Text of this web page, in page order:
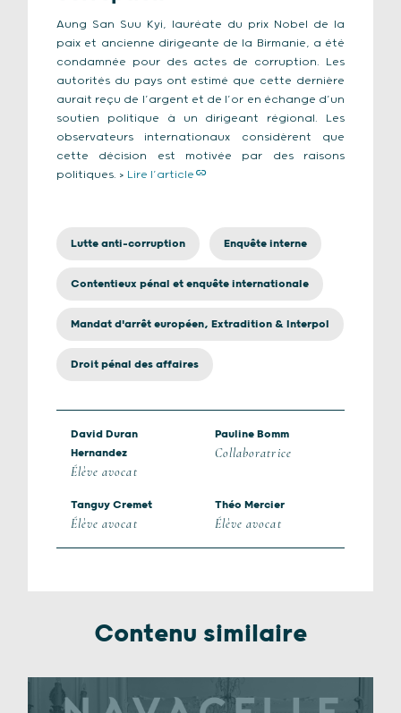
Aung San Suu Kyi, lauréate du prix Nobel de la
paix et ancienne dirigeante de la Birmanie, a été
condamnée pour des actes de corruption. Les
autorités du pays ont estimé que cette dernière
aurait reçu de l’argent et de l’or en échange d’un
soutien politique à un dirigeant régional. Les
observateurs internationaux considèrent que
cette décision est motivée par des raisons
politiques. > Lire l’article
Lutte anti-corruption Enquête interne
Contentieux pénal et enquête internationale
Mandat d'arrêt européen, Extradition & Interpol
Droit pénal des affaires
David Duran
Hernandez
Élève avocat
Pauline Bomm
Collaboratrice
Tanguy Cremet
Élève avocat
Théo Mercier
Élève avocat
Contenu similaire